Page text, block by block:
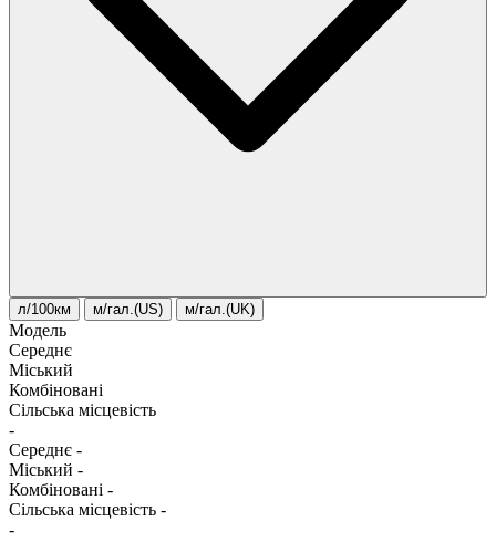
л/100км м/гал.(US) м/гал.(UK)
Модель
Середнє
Міський
Комбіновані
Сільська місцевість
-
Середнє -
Міський -
Комбіновані -
Сільська місцевість -
-